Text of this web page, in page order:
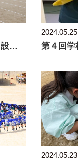
保護者用テントを設置しました（運動会）
2024.05.25
2024.05.23